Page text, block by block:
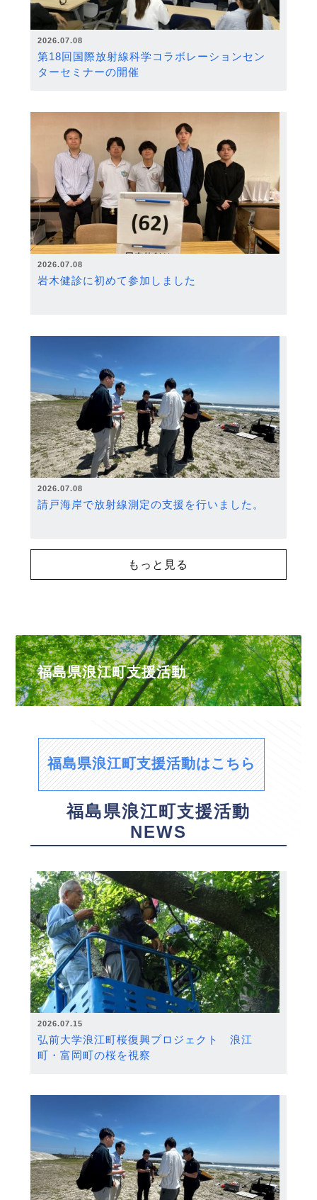
2026.07.08
第18回国際放射線科学コラボレーションセン
ターセミナーの開催
2026.07.08
岩木健診に初めて参加しました
2026.07.08
請戸海岸で放射線測定の支援を行いました。
もっと見る
福島県浪江町支援活動
福島県浪江町支援活動はこちら
福島県浪江町支援活動
NEWS
2026.07.15
弘前大学浪江町桜復興プロジェクト 浪江
町・富岡町の桜を視察